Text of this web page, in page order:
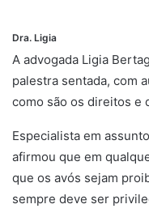
Dra. Ligia
A advogada Ligia
palestra sentada, com
como são os direitos e
Especialista em
afirmou que em
que os avós sejam
sempre deve ser